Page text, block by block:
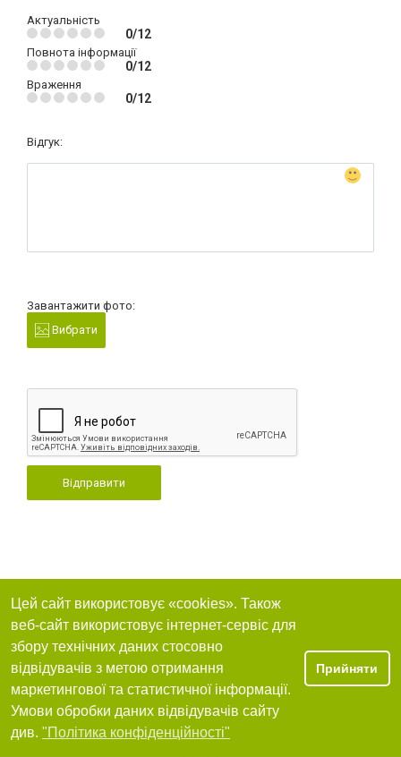
Актуальність
0/12
Повнота інформації
0/12
Враження
0/12
Відгук:
Завантажити фото:
Вибрати
Відправити
Цей сайт використовує «cookies». Також
веб-сайт використовує інтернет-сервіс для
збору технічних даних стосовно
відвідувачів з метою отримання
маркетингової та статистичної інформації.
Умови обробки даних відвідувачів сайту
див. "Політика конфіденційності"
Прийняти